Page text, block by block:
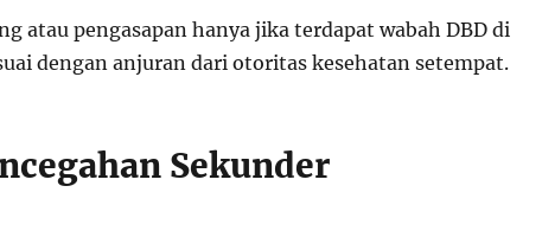
atau pengasapan hanya jika terdapat wabah DBD di
dengan anjuran dari otoritas kesehatan setempat.
Sekunder